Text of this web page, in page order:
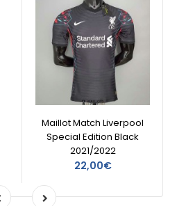
Maillot Match Liverpool
Special Edition Black
2021/2022
22,00€